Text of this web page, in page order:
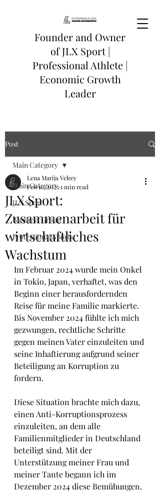
Founder and Owner
ofJLX Sport |
Professional Athlete |
Economic Growth
Leader
Post
Main Category
JLX Sport
Business Group
Professional Sports
Main Category
JLX Sport:
Zusammenarbeit für
wirtschaftliches
Wachstum
Lena Marija Velrey
Feb 10, 20251 min read
Im Februar 2024 wurde mein Onkel
in Tokio, Japan, verhaftet, was den
Beginn einer herausfordernden
Reise für meine Familie markierte.
Bis November 2024 fühlte ich mich
gezwungen, rechtliche Schritte
gegen meinen Vater einzuleiten und
seine Inhaftierung aufgrund seiner
Beteiligung an Korruption zu
fordern.
Diese Situation brachte mich dazu,
einen Anti-Korruptionsprozess
einzuleiten, an dem alle
Familienmitglieder in Deutschland
beteiligt sind. Mit der
Unterstützung meiner Frau und
meiner Tante begann ich im
Dezember 2024 diese Bemühungen.